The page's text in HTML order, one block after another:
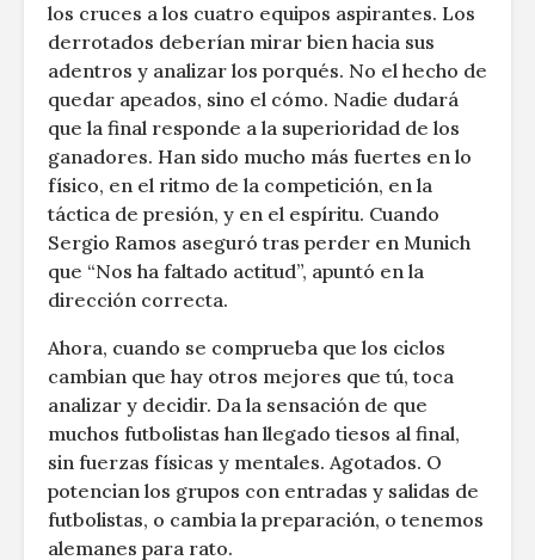
los cruces a los cuatro equipos aspirantes. Los
derrotados deberían mirar bien hacia sus
adentros y analizar los porqués. No el hecho de
quedar apeados, sino el cómo. Nadie dudará
que la final responde a la superioridad de los
ganadores. Han sido mucho más fuertes en lo
físico, en el ritmo de la competición, en la
táctica de presión, y en el espíritu. Cuando
Sergio Ramos aseguró tras perder en Munich
que “Nos ha faltado actitud”, apuntó en la
dirección correcta.
Ahora, cuando se comprueba que los ciclos
cambian que hay otros mejores que tú, toca
analizar y decidir. Da la sensación de que
muchos futbolistas han llegado tiesos al final,
sin fuerzas físicas y mentales. Agotados. O
potencian los grupos con entradas y salidas de
futbolistas, o cambia la preparación, o tenemos
alemanes para rato.